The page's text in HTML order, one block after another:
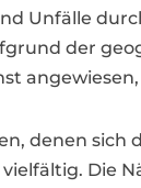
Unfälle
der
denen sich
Die